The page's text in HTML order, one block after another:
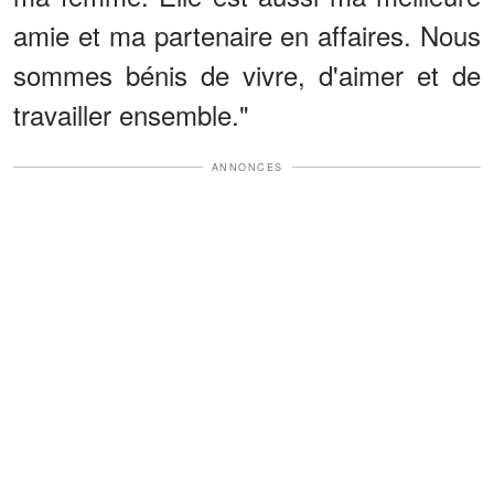
amie et ma partenaire en affaires. Nous
sommes bénis de vivre, d'aimer et de
travailler ensemble."
ANNONCES